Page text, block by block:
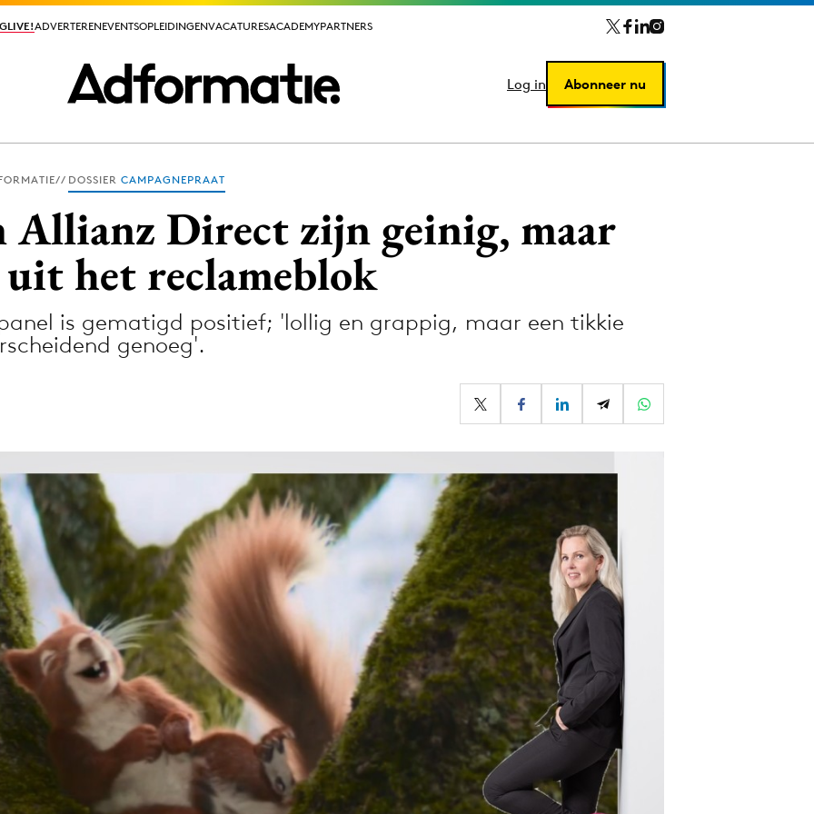
ADVERTERENEVENTSOPLEIDINGENVACATURESACADEMYPARTNERS
Log in Abonneer nu
ADVERTERENEVENTSOPLEIDINGENVACATURESACADEMYPARTNERS
Log in Abonneer nu
app
Media
DOSSIER CAMPAGNEPRAAT
Allianz Direct zijn geinig, maar
het reclameblok
panel is gematigd positief; 'lollig en grappig, maar een tikkie
genoeg'.